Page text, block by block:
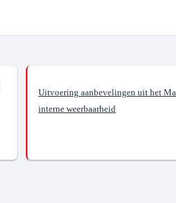
Uitvoering aanbevelingen uit het
interne weerbaarheid